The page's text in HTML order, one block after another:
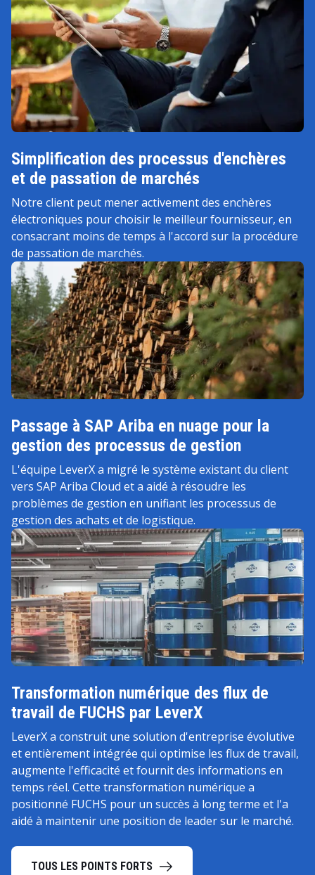
Simplification des processus d'enchères
et de passation de marchés
Notre client peut mener activement des enchères
électroniques pour choisir le meilleur fournisseur, en
consacrant moins de temps à l'accord sur la procédure
de passation de marchés.
Passage à SAP Ariba en nuage pour la
gestion des processus de gestion
L'équipe LeverX a migré le système existant du client
vers SAP Ariba Cloud et a aidé à résoudre les
problèmes de gestion en unifiant les processus de
gestion des achats et de logistique.
Transformation numérique des flux de
travail de FUCHS par LeverX
LeverX a construit une solution d'entreprise évolutive
et entièrement intégrée qui optimise les flux de travail,
augmente l'efficacité et fournit des informations en
temps réel. Cette transformation numérique a
positionné FUCHS pour un succès à long terme et l'a
aidé à maintenir une position de leader sur le marché.
TOUS LES POINTS FORTS